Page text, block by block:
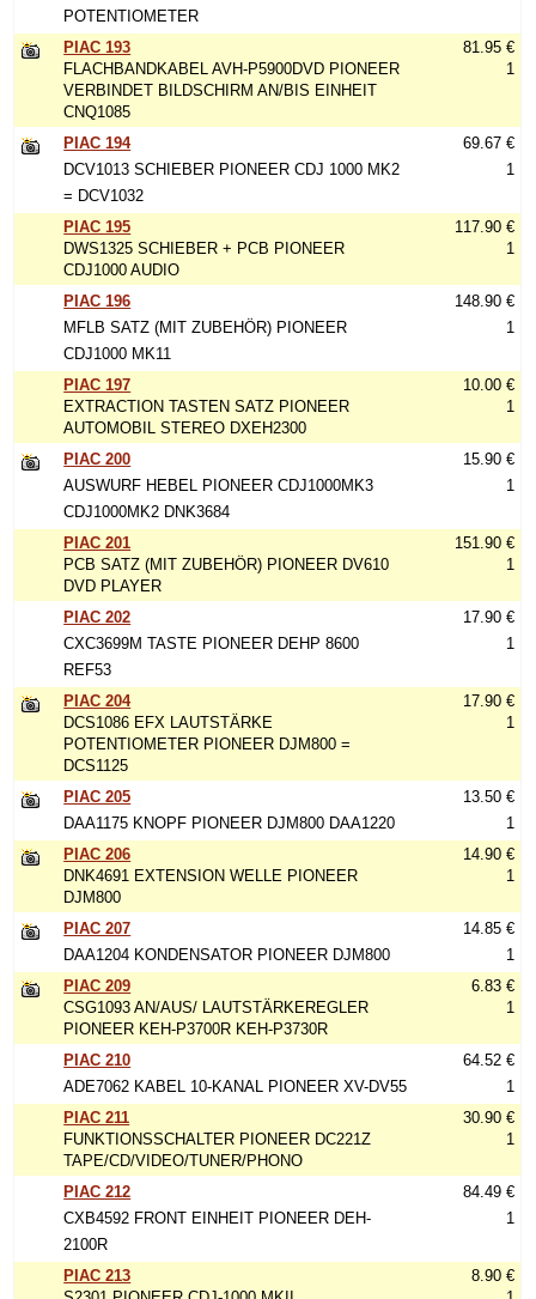
POTENTIOMETER
PIAC 193
FLACHBANDKABEL AVH-P5900DVD PIONEER
VERBINDET BILDSCHIRM AN/BIS EINHEIT
CNQ1085
81.95 €
1
PIAC 194
DCV1013 SCHIEBER PIONEER CDJ 1000 MK2
= DCV1032
69.67 €
1
PIAC 195
DWS1325 SCHIEBER + PCB PIONEER
CDJ1000 AUDIO
117.90 €
1
PIAC 196
MFLB SATZ (MIT ZUBEHÖR) PIONEER
CDJ1000 MK11
148.90 €
1
PIAC 197
EXTRACTION TASTEN SATZ PIONEER
AUTOMOBIL STEREO DXEH2300
10.00 €
1
PIAC 200
AUSWURF HEBEL PIONEER CDJ1000MK3
CDJ1000MK2 DNK3684
15.90 €
1
PIAC 201
PCB SATZ (MIT ZUBEHÖR) PIONEER DV610
DVD PLAYER
151.90 €
1
PIAC 202
CXC3699M TASTE PIONEER DEHP 8600
REF53
17.90 €
1
PIAC 204
DCS1086 EFX LAUTSTÄRKE
POTENTIOMETER PIONEER DJM800 =
DCS1125
17.90 €
1
PIAC 205
DAA1175 KNOPF PIONEER DJM800 DAA1220
13.50 €
1
PIAC 206
DNK4691 EXTENSION WELLE PIONEER
DJM800
14.90 €
1
PIAC 207
DAA1204 KONDENSATOR PIONEER DJM800
14.85 €
1
PIAC 209
CSG1093 AN/AUS/ LAUTSTÄRKEREGLER
PIONEER KEH-P3700R KEH-P3730R
6.83 €
1
PIAC 210
ADE7062 KABEL 10-KANAL PIONEER XV-DV55
64.52 €
1
PIAC 211
FUNKTIONSSCHALTER PIONEER DC221Z
TAPE/CD/VIDEO/TUNER/PHONO
30.90 €
1
PIAC 212
CXB4592 FRONT EINHEIT PIONEER DEH-
2100R
84.49 €
1
PIAC 213
8.90 €